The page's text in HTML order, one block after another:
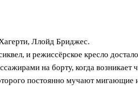
Ллойд Бриджес.
и режиссёрское кресло
на борту, когда
постоянно мучают мигающие